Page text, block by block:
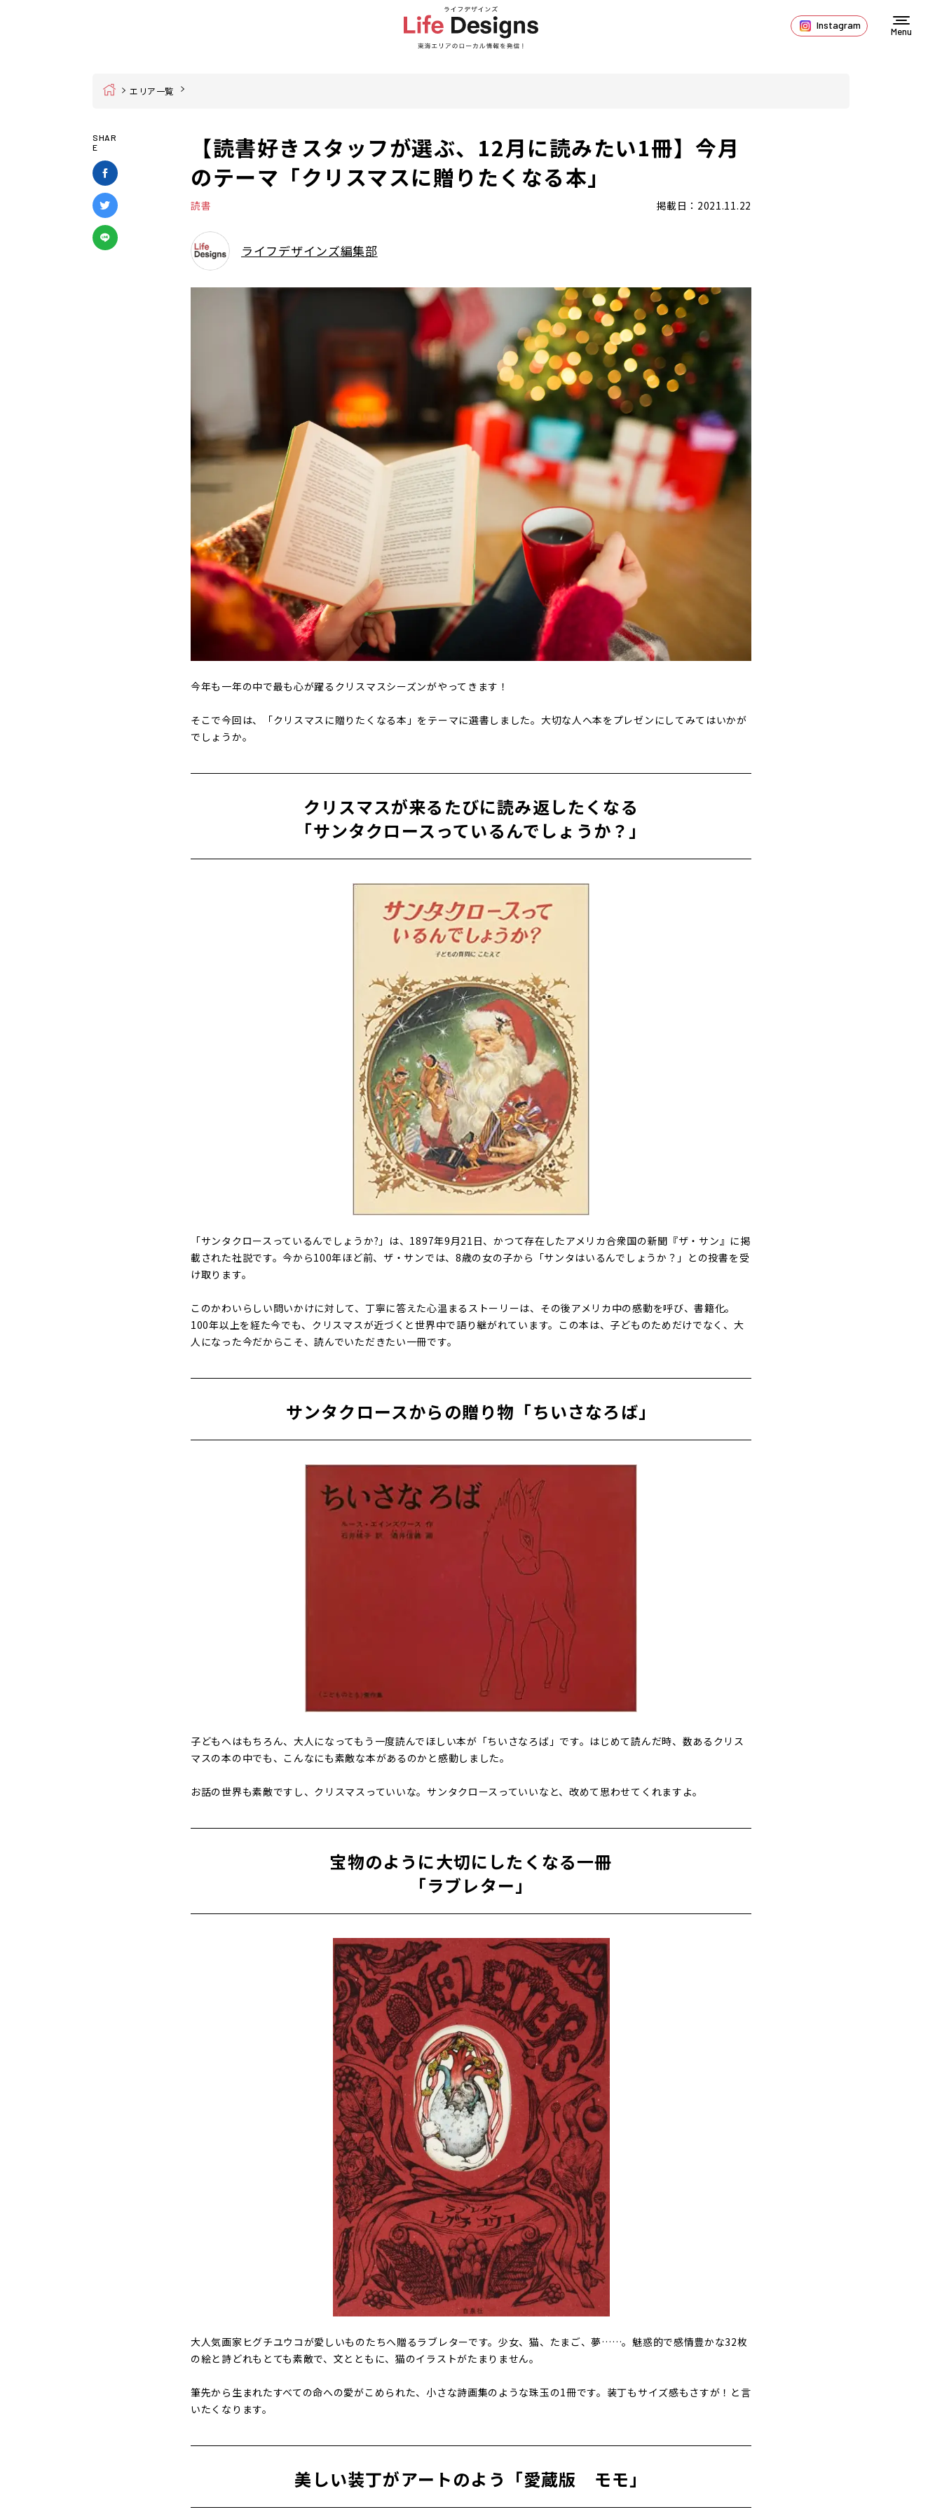
Instagram
Menu
Home エリア一覧
SHAR
E
【読書好きスタッフが選ぶ、12月に読みたい1冊】今月
のテーマ「クリスマスに贈りたくなる本」
読書 掲載日：2021.11.22
ライフデザインズ編集部
今年も一年の中で最も心が躍るクリスマスシーズンがやってきます！
そこで今回は、「クリスマスに贈りたくなる本」をテーマに選書しました。大切な人へ本をプレゼンにしてみてはいかが
でしょうか。
クリスマスが来るたびに読み返したくなる
「サンタクロースっているんでしょうか？」
「サンタクロースっているんでしょうか?」は、1897年9月21日、かつて存在したアメリカ合衆国の新聞『ザ・サン』に掲
載された社説です。今から100年ほど前、ザ・サンでは、8歳の女の子から「サンタはいるんでしょうか？」との投書を受
け取ります。
このかわいらしい問いかけに対して、丁寧に答えた心温まるストーリーは、その後アメリカ中の感動を呼び、書籍化。
100年以上を経た今でも、クリスマスが近づくと世界中で語り継がれています。この本は、子どものためだけでなく、大
人になった今だからこそ、読んでいただきたい一冊です。
サンタクロースからの贈り物「ちいさなろば」
子どもへはもちろん、大人になってもう一度読んでほしい本が「ちいさなろば」です。はじめて読んだ時、数あるクリス
マスの本の中でも、こんなにも素敵な本があるのかと感動しました。
お話の世界も素敵ですし、クリスマスっていいな。サンタクロースっていいなと、改めて思わせてくれますよ。
宝物のように大切にしたくなる一冊
「ラブレター」
大人気画家ヒグチユウコが愛しいものたちへ贈るラブレターです。少女、猫、たまご、夢……。魅惑的で感情豊かな32枚
の絵と詩どれもとても素敵で、文とともに、猫のイラストがたまりません。
筆先から生まれたすべての命への愛がこめられた、小さな詩画集のような珠玉の1冊です。装丁もサイズ感もさすが！と言
いたくなります。
美しい装丁がアートのよう「愛蔵版 モモ」